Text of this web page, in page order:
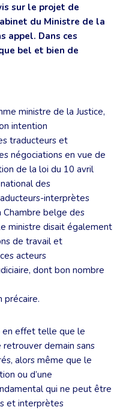
sur le projet de
du Ministre de la
appel. Dans ces
bel et bien de
ministre de la Justice,
intention
traducteurs et
négociations en vue de
de la loi du 10 avril
des
interprètes
Chambre belge des
ministre disait également
de travail et
acteurs
dont bon nombre
précaire.
en effet telle que le
retrouver demain sans
alors même que le
ou d’une
qui ne peut être
et interprètes